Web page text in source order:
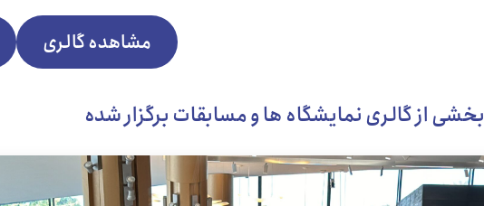
مشاهده گالری
بخشی از گالری نمایشگاه ها و مسابقات برگزار شده